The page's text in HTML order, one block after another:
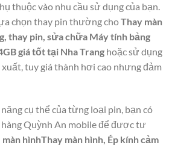
thuộc vào nhu cầu sử dụng của bạn.
chọn thay pin thường choThay màn
thay pin, sửa chữa Máy tính bảng
giá tốt tại Nha Trang hoặc sử dụng
tuy giá thành hơi cao nhưng đảm
cụ thể của từng loại pin, bạn có
Quỳnh An mobile để được tư
hìnhThay màn hình, Ép kính cảm